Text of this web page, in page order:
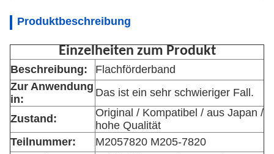
Produktbeschreibung
Einzelheiten zum Produkt
Beschreibung:
Flachförderband
Zur Anwendung
in:
Das ist ein sehr schwieriger Fall.
Zustand:
Original / Kompatibel / aus Japan /
hohe Qualität
Teilnummer:
M2057820 M205-7820